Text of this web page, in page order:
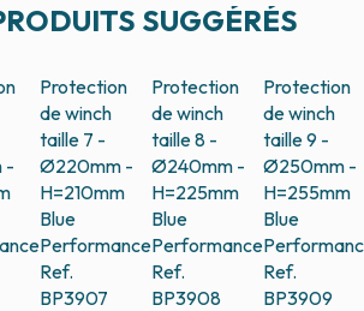
SUGGÉRÉS
-
Protection
de winch
taille 7 -
Ø220mm -
H=210mm
Blue
Performance
Ref.
BP3907
Protection
de winch
taille 8 -
Ø240mm -
H=225mm
Blue
Performance
Ref.
BP3908
Protection
de winch
taille 9 -
Ø250mm -
H=255mm
Blue
Ref.
BP3909